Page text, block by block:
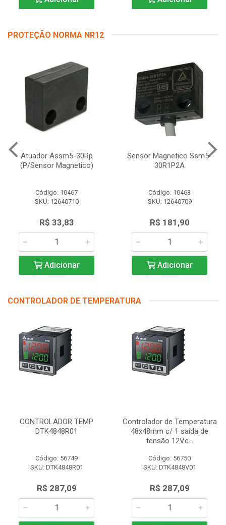
PROTEÇÃO NORMA NR12
Atuador Assm5-30Rp
(P/Sensor Magnetico)
Código: 10467
SKU: 12640710
R$ 33,83
Adicionar
Sensor Magnetico Ssm5-
30R1P2A
Código: 10463
SKU: 12640709
R$ 181,90
Adicionar
CONTROLADOR DE TEMPERATURA
CONTROLADOR TEMP
DTK4848R01
Código: 56749
SKU: DTK4848R01
R$ 287,09
Controlador de Temperatura
48x48mm c/ 1 saída de
tensão 12Vc...
Código: 56750
SKU: DTK4848V01
R$ 287,09